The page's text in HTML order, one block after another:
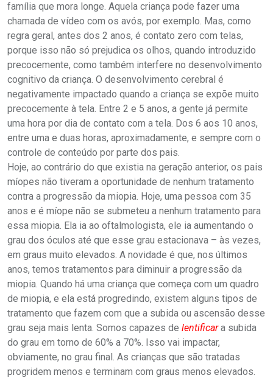
família que mora longe. Aquela criança pode fazer uma
chamada de vídeo com os avós, por exemplo. Mas, como
regra geral, antes dos 2 anos, é contato zero com telas,
porque isso não só prejudica os olhos, quando introduzido
precocemente, como também interfere no desenvolvimento
cognitivo da criança. O desenvolvimento cerebral é
negativamente impactado quando a criança se expõe muito
precocemente à tela. Entre 2 e 5 anos, a gente já permite
uma hora por dia de contato com a tela. Dos 6 aos 10 anos,
entre uma e duas horas, aproximadamente, e sempre com o
controle de conteúdo por parte dos pais.
Hoje, ao contrário do que existia na geração anterior, os pais
míopes não tiveram a oportunidade de nenhum tratamento
contra a progressão da miopia. Hoje, uma pessoa com 35
anos e é míope não se submeteu a nenhum tratamento para
essa miopia. Ela ia ao oftalmologista, ele ia aumentando o
grau dos óculos até que esse grau estacionava – às vezes,
em graus muito elevados. A novidade é que, nos últimos
anos, temos tratamentos para diminuir a progressão da
miopia. Quando há uma criança que começa com um quadro
de miopia, e ela está progredindo, existem alguns tipos de
tratamento que fazem com que a subida ou ascensão desse
grau seja mais lenta. Somos capazes de lentificara subida
do grau em torno de 60% a 70%. Isso vai impactar,
obviamente, no grau final. As crianças que são tratadas
progridem menos e terminam com graus menos elevados.